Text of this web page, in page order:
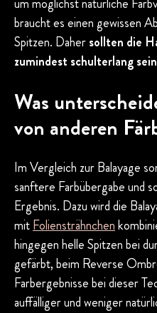
um möglichst natürliche
braucht es einen gewissen
Spitzen. Dahersollten die
zumindest schulterlang
Was
von anderen
Im Vergleich zur Balayage
sanftere Farbübergabe und
Ergebnis. Dazu wird die
mitFoliensträhnchen
hingegen helle Spitzen bei
gefärbt, beim Reverse
Farbergebnisse bei dieser
auffälliger und weniger